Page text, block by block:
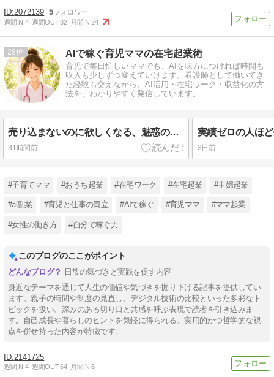
2072139 5
週間IN:4 週間OUT:32 月間IN:24
28 AIで稼ぐ育児ママの在宅起業術
育児で毎日忙しいママでも、AIを味方につければ時間も
収入も少しずつ変えていけます。看護師として働いてき
た経験も交えながら、AI活用・在宅ワーク・収益化の方
法を、わかりやすく発信しています。
売り込まないのに欲しくなる、魅惑の文章術
31時間前 3日前
#子育てママ #おうち起業 #在宅ワーク #在宅起業 #主婦起業
#ai副業 #育児と仕事の両立 #AIで稼ぐ #育児ママ #ママ起業
#女性の働き方 #自分で稼ぐ力
このブログのここがポイント
日常の気づきと実践を促す内容
身近なテーマを通じて人生の価値や気づきを掘り下げる記事を提供してい
ます。親子の時間や制度の見直し、デジタル技術の比較といった多彩なト
ピックを扱い、深みのある切り口と共感を呼ぶ表現で読者を引き込みま
す。自己成長や暮らしのヒントを気軽に得られる、実用的かつ哲学的な視
点を併せ持った内容が特徴です。
2141725
週間IN:4 週間OUT:64 月間IN:6